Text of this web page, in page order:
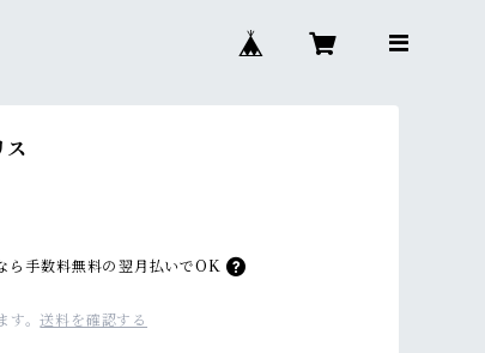
ス
ら 手数料無料の 翌月払いでOK
す。送料を確認する